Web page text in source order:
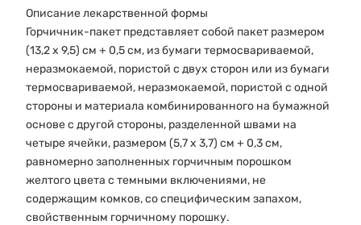
Описание лекарственной формы
Горчичник-пакет представляет собой пакет размером
(13,2 х 9,5) см + 0,5 см, из бумаги термосвариваемой,
неразмокаемой, пористой с двух сторон или из бумаги
термосвариваемой, неразмокаемой, пористой с одной
стороны и материала комбинированного на бумажной
основе с другой стороны, разделeнной швами на
четыре ячейки, размером (5,7 х 3,7) см + 0,3 см,
равномерно заполненных горчичным порошком
жeлтого цвета с тeмными включениями, не
содержащим комков, со специфическим запахом,
свойственным горчичному порошку.